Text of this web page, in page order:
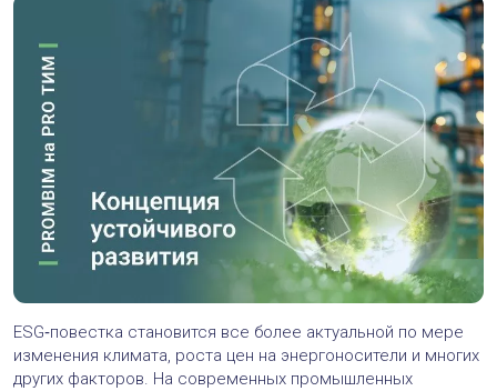
ESG‑повестка становится все более актуальной по мере
изменения климата, роста цен на энергоносители и многих
других факторов. На современных промышленных